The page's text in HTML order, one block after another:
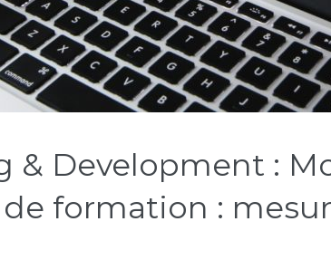
& Development :
formation :